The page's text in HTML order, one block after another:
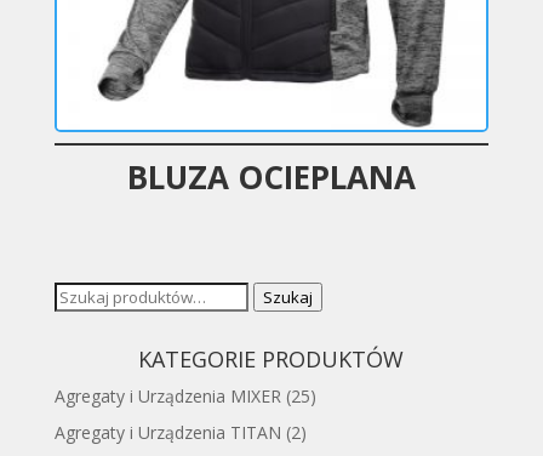
BLUZA OCIEPLANA
Szukaj: Szukaj
KATEGORIE PRODUKTÓW
Agregaty i Urządzenia MIXER (25)
Agregaty i Urządzenia TITAN (2)